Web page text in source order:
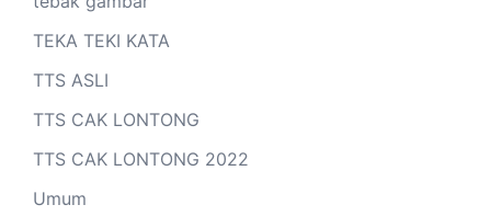
TEKA TEKI KATA
TTS ASLI
TTS CAK LONTONG
TTS CAK LONTONG 2022
Umum